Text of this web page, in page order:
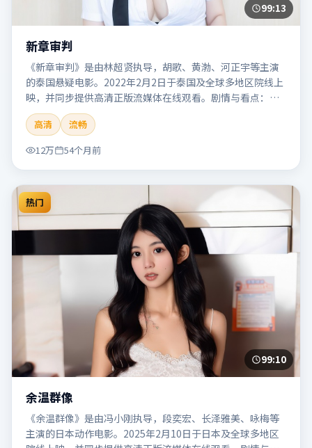
99:13
新章审判
《新章审判》是由林超贤执导，胡歌、黄渤、河正宇等主演
的泰国悬疑电影。2022年2月2日于泰国及全球多地区院线上
映，并同步提供高清正版流媒体在线观看。剧情与看点：悬
念层层推进，线索相互勾连，结局出人意料，适合推理爱好
者。本片适合检索「新章审判」「林超贤」「悬疑」「泰
国」「2022」「2022-02-02上映」等关键词的影迷阅读简介
与主创信息。
高清
流畅
12万
54个月前
热门
99:10
余温群像
《余温群像》是由冯小刚执导，段奕宏、长泽雅美、咏梅等
主演的日本动作电影。2025年2月10日于日本及全球多地区